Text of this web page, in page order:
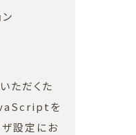
ただくた
を
設定にお